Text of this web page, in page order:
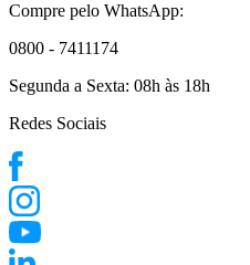
Compre pelo WhatsApp:
0800 - 7411174
Segunda a Sexta: 08h às 18h
Redes Sociais